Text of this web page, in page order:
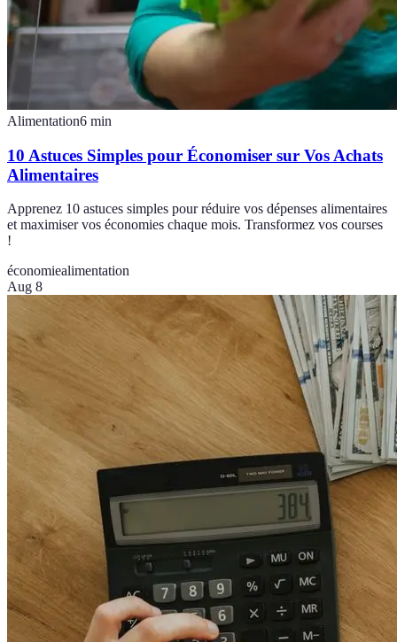
Alimentation6 min
10 Astuces Simples pour Économiser sur Vos Achats
Alimentaires
Apprenez 10 astuces simples pour réduire vos dépenses alimentaires
et maximiser vos économies chaque mois. Transformez vos courses
!
économiealimentation
Aug 8